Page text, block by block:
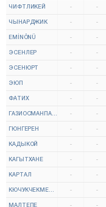
ЧИФТЛИКЕЙ - -
ЧЫНАРДЖИК - -
EMİNÖNÜ - -
ЭСЕНЛЕР - -
ЭСЕНЮРТ - -
ЭЮП - -
ФАТИХ - -
ГАЗИОСМАНПАША - -
ГЮНГЕРЕН - -
КАДЫКОЙ - -
КАГЫТХАНЕ - -
КАРТАЛ - -
КЮЧУКЧЕКМЕДЖЕ - -
МАЛТЕПЕ - -